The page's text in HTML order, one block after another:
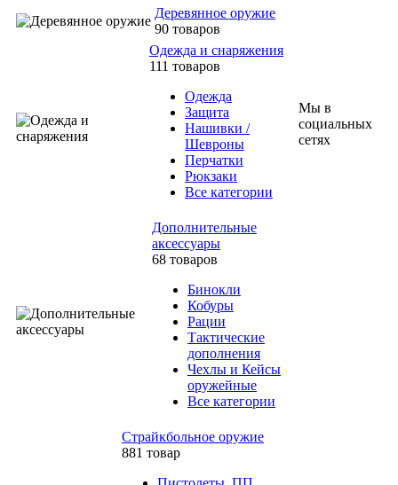
Деревянное оружие
90 товаров
Одежда и снаряжения
111 товаров
Одежда
Защита
Нашивки /
Шевроны
Перчатки
Рюкзаки
Все категории
Дополнительные
аксессуары
68 товаров
Бинокли
Кобуры
Рации
Тактические
дополнения
Чехлы и Кейсы
оружейные
Все категории
Страйкбольное оружие
881 товар
Мы в
социальных
сетях